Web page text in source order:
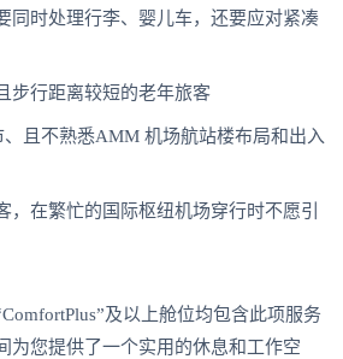
同时处理行李、婴儿车，还要应对紧凑
步行距离较短的老年旅客
且不熟悉AMM 机场航站楼布局和出入
，在繁忙的国际枢纽机场穿行时不愿引
及以上舱位均包含此项服务
您提供了一个实用的休息和工作空